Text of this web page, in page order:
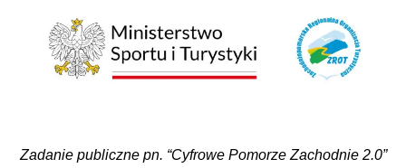
Zadanie publiczne pn. “Cyfrowe Pomorze Zachodnie 2.0”